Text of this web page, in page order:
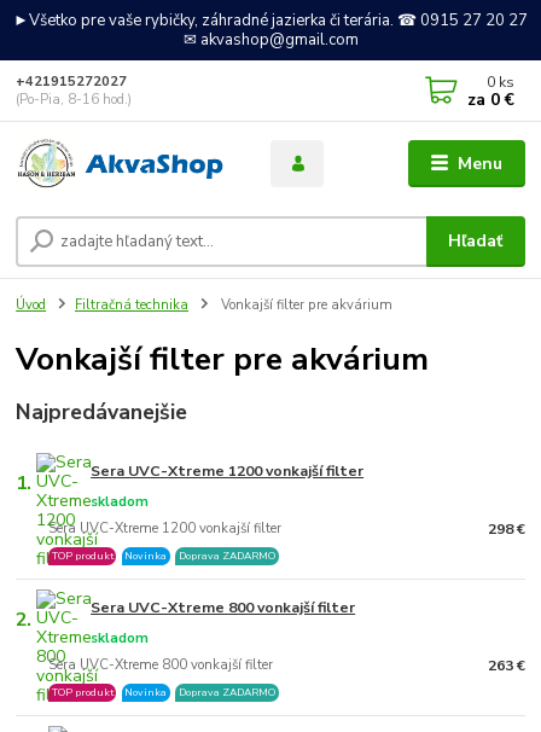
►Všetko pre vaše rybičky, záhradné jazierka či terária. ☎ 0915 27 20 27
✉ akvashop@gmail.com
Menu
Hľadať
+421915272027
(Po-Pia, 8-16 hod.)
0 ks
za 0 €
Úvod Filtračná technika Vonkajší filter pre akvárium
Vonkajší filter pre akvárium
Najpredávanejšie
1. Sera UVC-Xtreme 1200 vonkajší filter
Sera UVC-Xtreme 1200 vonkajší filter
skladom
TOP produkt Novinka Doprava ZADARMO
298 €
2. Sera UVC-Xtreme 800 vonkajší filter
Sera UVC-Xtreme 800 vonkajší filter
skladom
TOP produkt Novinka Doprava ZADARMO
263 €